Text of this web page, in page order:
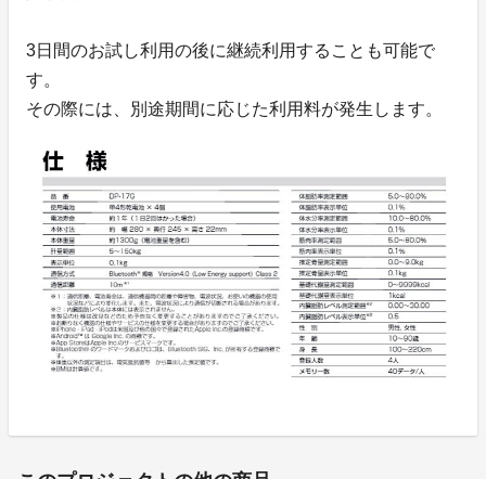
3日間のお試し利用の後に継続利用することも可能で
す。
その際には、別途期間に応じた利用料が発生します。